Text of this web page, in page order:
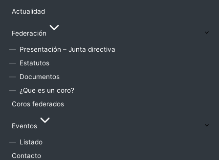
Actualidad
Federación
Presentación – Junta directiva
Estatutos
Documentos
¿Que es un coro?
Coros federados
Eventos
Listado
Contacto